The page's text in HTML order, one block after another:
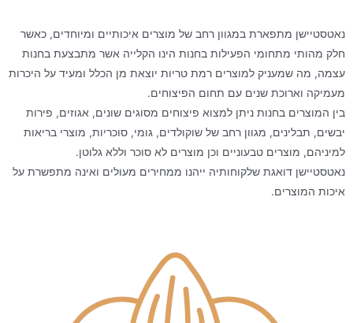
נאטסטיישן מתפארת במגוון רחב של מוצרים איכותיים ומיוחדים, כאשר
חלק מהותי מתחומי הפעילות בחנות הינו הקלייה אשר מתבצעת בחנות
עצמה, מה שמעניק למוצרים רמת טריות יוצאת מן הכלל ומעיד על היכרות
מעמיקה וארוכת שנים עם תחום הפיצוחים.
בין המוצרים בחנות ניתן למצוא פיצוחים מסוגים שונים, אגוזים, פירות
יבשים, תבלינים, מגוון רחב של שוקולדים, גומי, סוכריות, מוצרי בריאות
למיניהם, מוצרים טבעוניים וכן מוצרים לא סוכר וללא גלוטן.
נאטסטיישן דואגת שלקוחותיה ייהנו ממחירים מעולים ואינה מתפשרת על
איכות המוצרים.